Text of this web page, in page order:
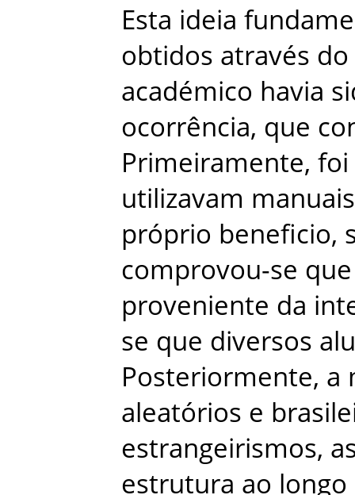
Esta ideia
obtidos através do
académico havia
ocorrência, que
Primeiramente, foi
utilizavam manuais
próprio beneficio,
comprovou-se que
proveniente da
se que diversos
Posteriormente, a
aleatórios e
estrangeirismos,
estrutura ao longo